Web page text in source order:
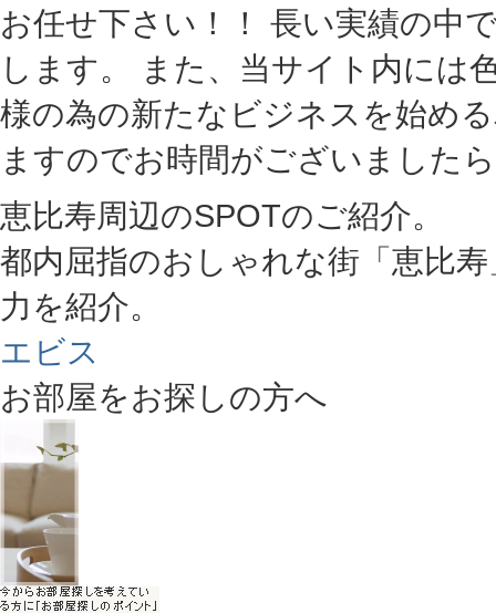
お任せ下さい！！ 長い実績の中
します。 また、当サイト内には
様の為の新たなビジネスを始め
ますのでお時間がございました
恵比寿周辺のSPOTのご紹介。
都内屈指のおしゃれな街「恵比
力を紹介。
エビス
お部屋をお探しの方へ